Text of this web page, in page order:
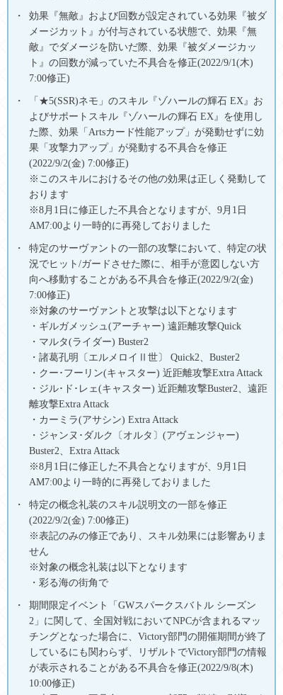
効果『無敵』および回数が設定されている効果『被ダ
メージカット』が付与されている状態で、効果『無
敵』でダメージを防いだ際、効果『被ダメージカッ
ト』の回数が減っていた不具合を修正(2022/9/1(木)
7:00修正)
「★5(SSR)ネモ」のスキル『ゾハールの輝石 EX』お
よびサポートスキル『ゾハールの輝石 EX』を使用し
た際、効果「Artsカード性能アップ」が発動せずに効
果「攻撃力アップ」が発動する不具合を修正
(2022/9/2(金) 7:00修正)
※このスキルにおけるその他の効果は正しく発動して
おります
※8月1日に修正した不具合となりますが、9月1日
AM7:00より一時的に再発しておりました
特定のサーヴァントの一部の攻撃において、特定の状
況でヒット/ガードさせた際に、相手が意図しない方
向へ移動することがある不具合を修正(2022/9/2(金)
7:00修正)
※対象のサーヴァントと攻撃は以下となります
・ギルガメッシュ(アーチャー) 遠距離攻撃Quick
・マルタ(ライダー) Buster2
・諸葛孔明〔エルメロイⅡ世〕 Quick2、Buster2
・クー･フーリン(キャスター) 近距離攻撃Extra Attack
・ジル･ド･レェ(キャスター) 近距離攻撃Buster2、遠距
離攻撃Extra Attack
・カーミラ(アサシン) Extra Attack
・ジャンヌ･ダルク〔オルタ〕(アヴェンジャー)
Buster2、Extra Attack
※8月1日に修正した不具合となりますが、9月1日
AM7:00より一時的に再発しておりました
特定の概念礼装のスキル説明文の一部を修正
(2022/9/2(金) 7:00修正)
※表記のみの修正であり、スキル効果には影響ありま
せん
※対象の概念礼装は以下となります
・彩る海の街角で
期間限定イベント「GWスパークスバトル シーズン
2」に関して、全国対戦においてNPCが含まれるマッ
チングとなった場合に、Victory部門の開催期間が終了
しているにも関わらず、リザルトでVictory部門の情報
が表示されることがある不具合を修正(2022/9/8(木)
10:00修正)